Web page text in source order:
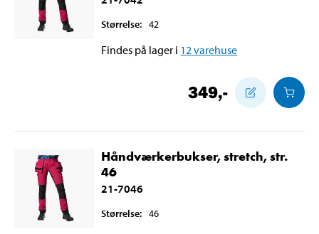
Størrelse: 42
Findes på lager i 12 varehuse
349,-
Håndværkerbukser, stretch, str.
46
21-7046
Størrelse: 46